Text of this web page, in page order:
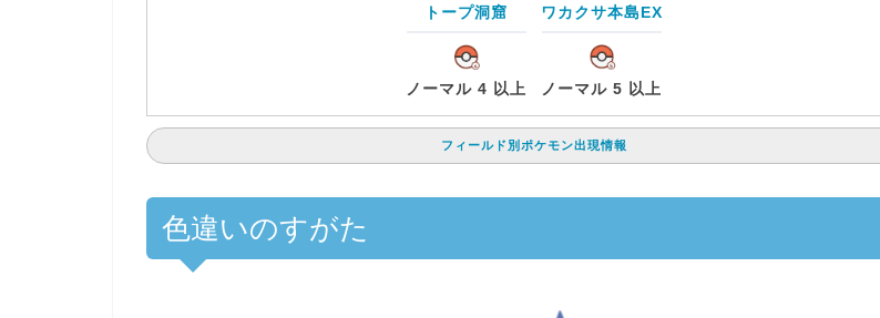
トープ洞窟
ノーマル 4 以上
ワカクサ本島EX
ノーマル 5 以上
フィールド別ポケモン出現情報
色違いのすがた